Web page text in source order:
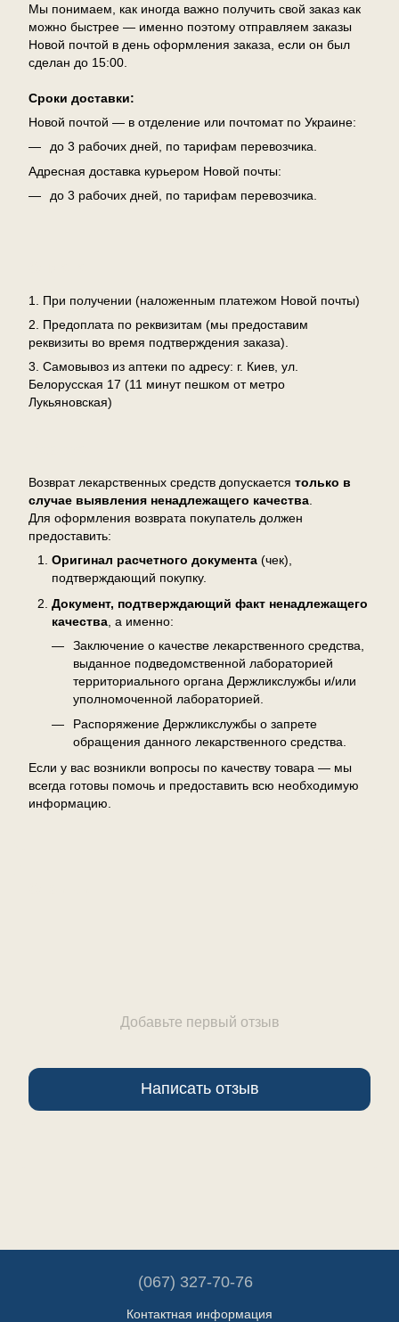
Мы понимаем, как иногда важно получить свой заказ как
можно быстрее — именно поэтому отправляем заказы
Новой почтой в день оформления заказа, если он был
сделан до 15:00.
Сроки доставки:
Новой почтой — в отделение или почтомат по Украине:
до 3 рабочих дней, по тарифам перевозчика.
Адресная доставка курьером Новой почты:
до 3 рабочих дней, по тарифам перевозчика.
1. При получении (наложенным платежом Новой почты)
2. Предоплата по реквизитам (мы предоставим
реквизиты во время подтверждения заказа).
3. Самовывоз из аптеки по адресу: г. Киев, ул.
Белорусская 17 (11 минут пешком от метро
Лукьяновская)
Возврат лекарственных средств допускается только в
случае выявления ненадлежащего качества.
Для оформления возврата покупатель должен
предоставить:
Оригинал расчетного документа (чек),
подтверждающий покупку.
Документ, подтверждающий факт ненадлежащего
качества , а именно:
Заключение о качестве лекарственного средства,
выданное подведомственной лабораторией
территориального органа Держликслужбы и/или
уполномоченной лабораторией.
Распоряжение Держликслужбы о запрете
обращения данного лекарственного средства.
Если у вас возникли вопросы по качеству товара — мы
всегда готовы помочь и предоставить всю необходимую
информацию.
Добавьте первый отзыв
Написать отзыв
(067) 327-70-76
Контактная информация